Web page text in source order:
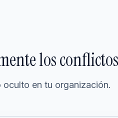
los
en tu organización.